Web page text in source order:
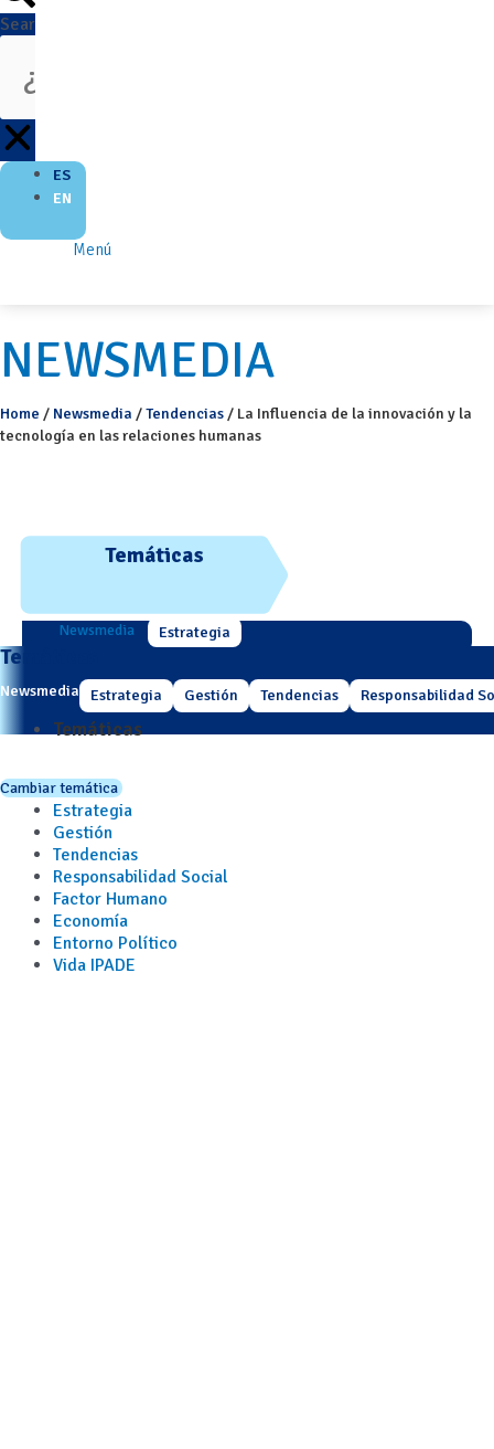
Search
ES
EN
Menú
NEWSMEDIA
Home / Newsmedia /Tendencias / La Influencia de la innovación y la
tecnología en las relaciones humanas
Temáticas
Newsmedia Estrategia
Temáticas
Newsmedia Estrategia Gestión Tendencias Responsabilidad
Temáticas
Cambiar temática
Estrategia
Gestión
Tendencias
Responsabilidad Social
Factor Humano
Economía
Entorno Político
Vida IPADE